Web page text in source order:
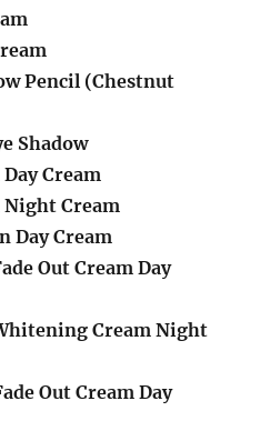
Pencil (Chestnut
Shadow
Cream
Night Cream
Day Cream
Out Cream Day
Cream Night
Out Cream Day